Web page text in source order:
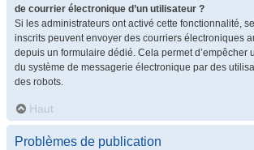
de courrier électronique d’un utilisateur ?
Si les administrateurs ont activé cette fonctionnalité,
inscrits peuvent envoyer des courriers électroniques
depuis un formulaire dédié. Cela permet d’empêcher
du système de messagerie électronique par des
des robots.
Haut
Problèmes de publication